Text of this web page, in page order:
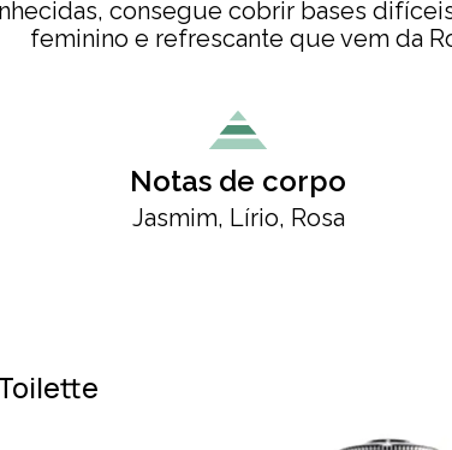
consegue cobrir bases
feminino e refrescante que vem da
Notas de corpo
Jasmim, Lírio, Rosa